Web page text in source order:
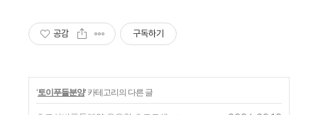
공감 구독하기
'토이푸들분양' 카테고리의 다른 글